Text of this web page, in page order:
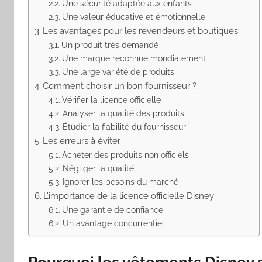
Une sécurité adaptée aux enfants
Une valeur éducative et émotionnelle
Les avantages pour les revendeurs et boutiques
Un produit très demandé
Une marque reconnue mondialement
Une large variété de produits
Comment choisir un bon fournisseur ?
Vérifier la licence officielle
Analyser la qualité des produits
Étudier la fiabilité du fournisseur
Les erreurs à éviter
Acheter des produits non officiels
Négliger la qualité
Ignorer les besoins du marché
L’importance de la licence officielle Disney
Une garantie de confiance
Un avantage concurrentiel